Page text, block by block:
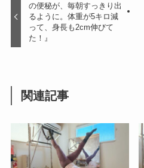
の便秘が、毎朝すっきり出
るように。体重が5キロ減
って、身長も2cm伸びて
た！』
関連記事